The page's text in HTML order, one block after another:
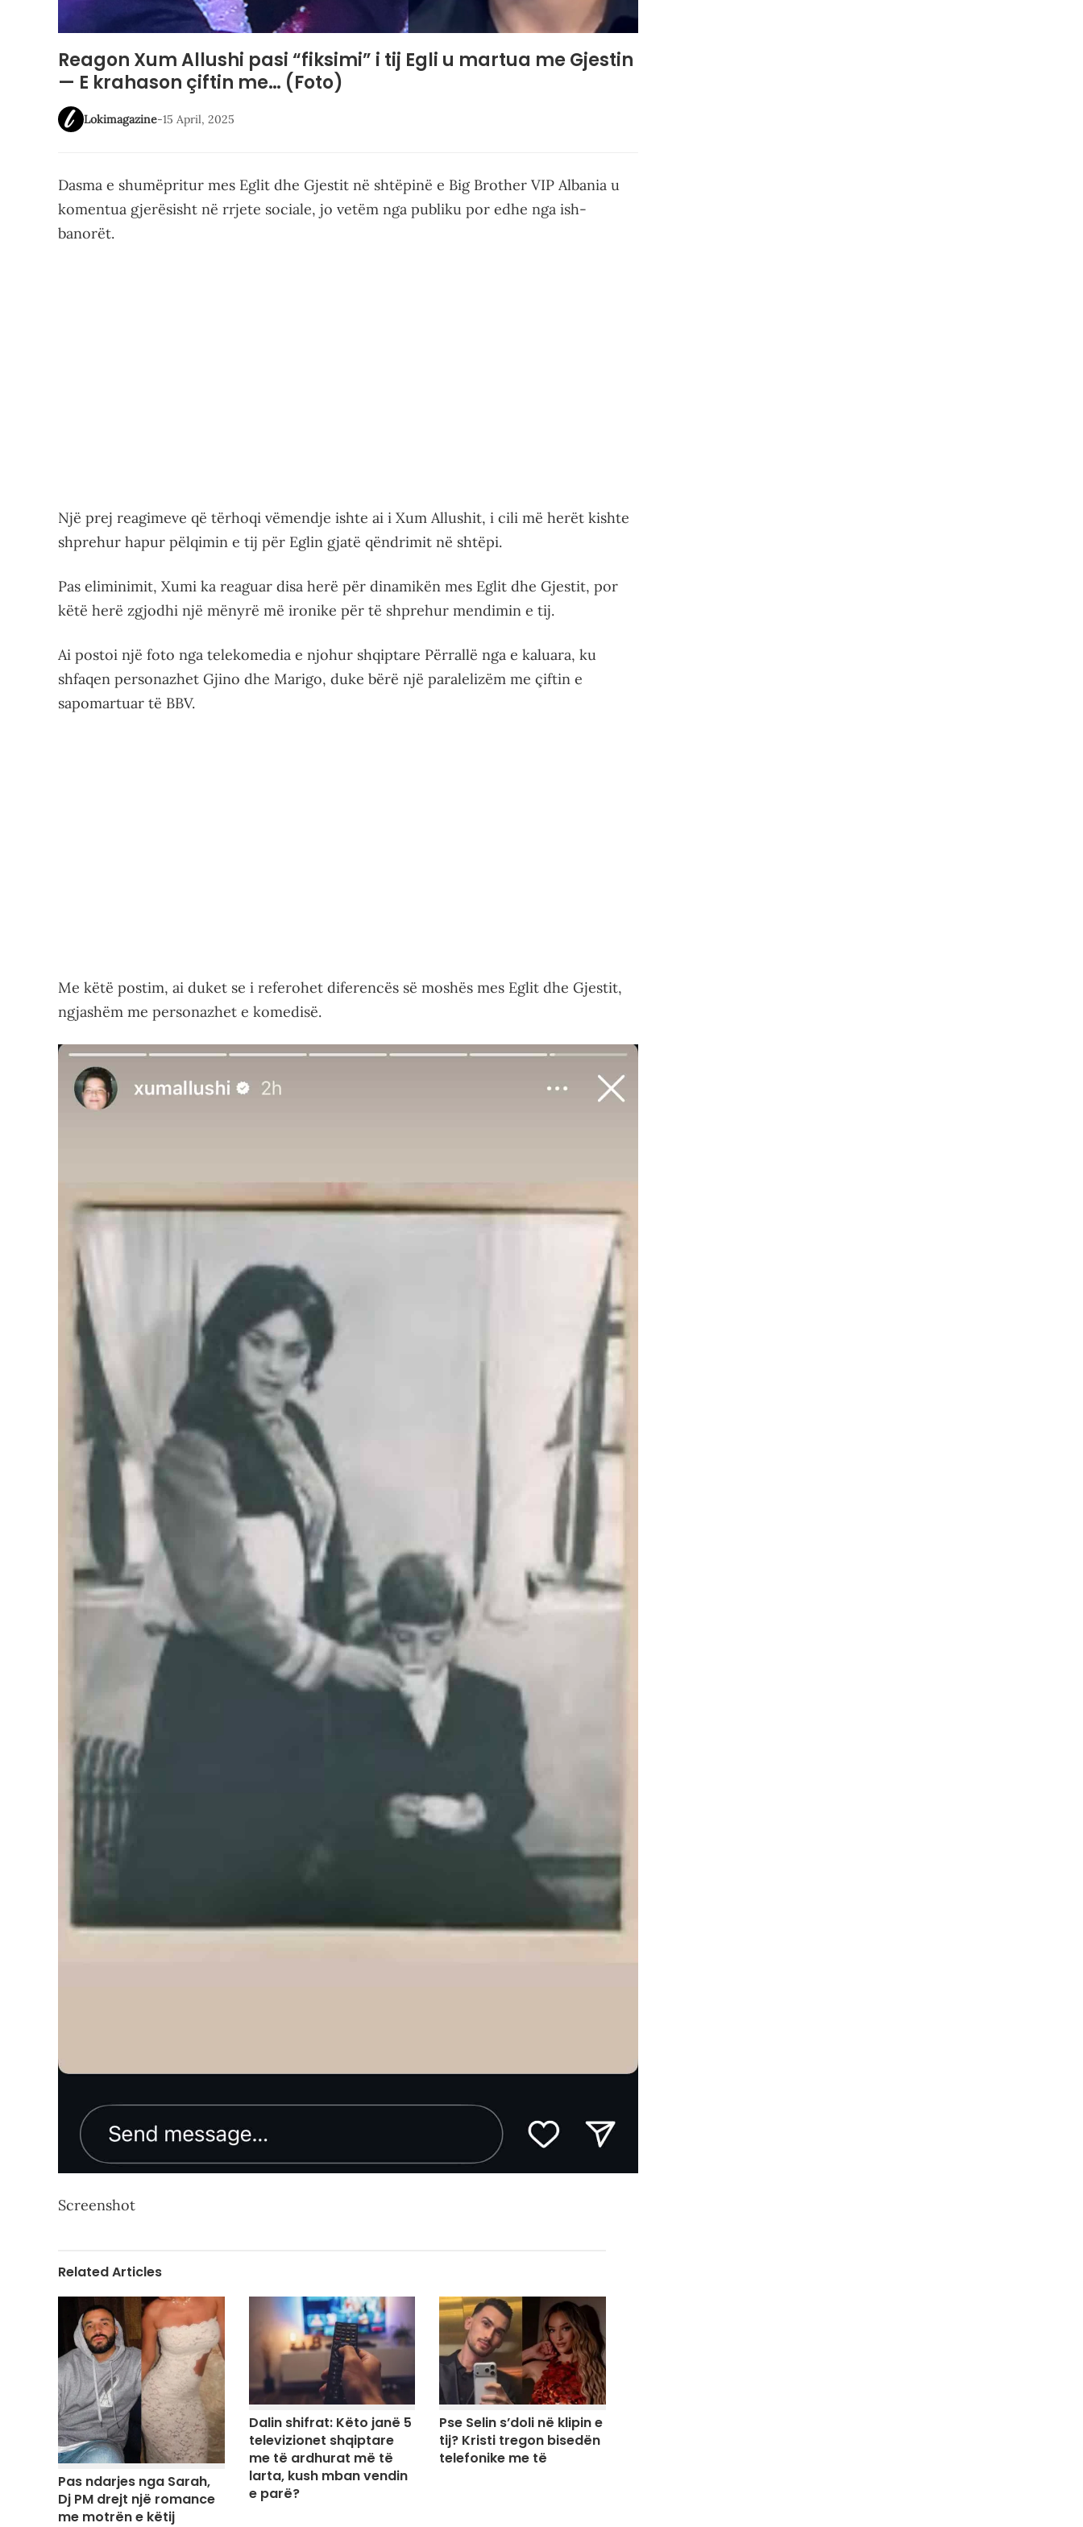
Reagon Xum Allushi pasi “fiksimi” i tij Egli u martua me Gjestin
— E krahason çiftin me… (Foto)
Lokimagazine-15 April, 2025
Dasma e shumëpritur mes Eglit dhe Gjestit në shtëpinë e Big Brother VIP Albania u
komentua gjerësisht në rrjete sociale, jo vetëm nga publiku por edhe nga ish-
banorët.
Një prej reagimeve që tërhoqi vëmendje ishte ai i Xum Allushit, i cili më herët kishte
shprehur hapur pëlqimin e tij për Eglin gjatë qëndrimit në shtëpi.
Pas eliminimit, Xumi ka reaguar disa herë për dinamikën mes Eglit dhe Gjestit, por
këtë herë zgjodhi një mënyrë më ironike për të shprehur mendimin e tij.
Ai postoi një foto nga telekomedia e njohur shqiptare Përrallë nga e kaluara, ku
shfaqen personazhet Gjino dhe Marigo, duke bërë një paralelizëm me çiftin e
sapomartuar të BBV.
Me këtë postim, ai duket se i referohet diferencës së moshës mes Eglit dhe Gjestit,
ngjashëm me personazhet e komedisë.
Screenshot
Related Articles
Pas ndarjes nga Sarah,
Dj PM drejt një romance
me motrën e këtij
Dalin shifrat: Këto janë 5
televizionet shqiptare
me të ardhurat më të
larta, kush mban vendin
e parë?
Pse Selin s’doli në klipin e
tij? Kristi tregon bisedën
telefonike me të